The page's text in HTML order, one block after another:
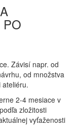
Závisí napr. od
od množstva
2-4 mesiace v
zložitosti
vyťaženosti